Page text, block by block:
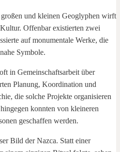
und kleinen Geoglyphen wirft
Offenbar existierten zwei
auf monumentale Werke, die
Symbole.
in Gemeinschaftsarbeit über
Planung, Koordination und
die solche Projekte organisieren
konnten von kleineren
geschaffen werden.
Bild der Nazca. Statt einer